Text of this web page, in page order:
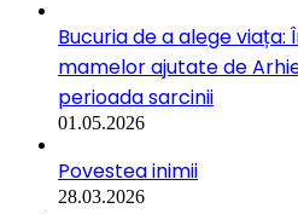
Bucuria de a alege
mamelor ajutate de
perioada sarcinii
01.05.2026
Povestea inimii
28.03.2026